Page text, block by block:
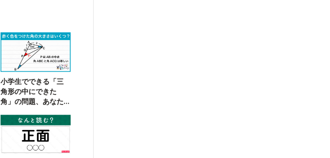
小学生でできる「三
角形の中にできた
角」の問題、あなた